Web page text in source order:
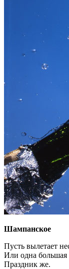
Шампанское
Пусть вылетает
Или одна большая
Праздник же.